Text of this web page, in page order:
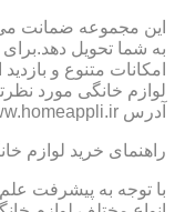
این مجموعه ضمانت
به شما تحویل
امکانات متنوع و
لوازم خانگی مورد
آدرس https://www.homeappli.ir سر بزنید.
راهنمای خرید لوازم
با توجه به پیشرفت